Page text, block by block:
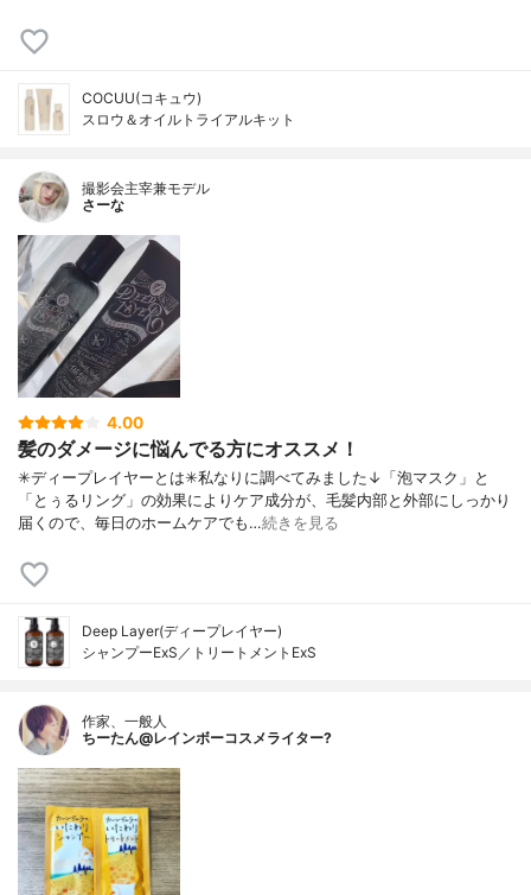
COCUU(コキュウ)
スロウ＆オイルトライアルキット
撮影会主宰兼モデル
さーな
4.00
髪のダメージに悩んでる方にオススメ！
✳︎ディープレイヤーとは✳︎私なりに調べてみました↓「泡マスク」と
「とぅるリング」の効果によりケア成分が、毛髪内部と外部にしっかり
届くので、毎日のホームケアでも…続きを見る
Deep Layer(ディープレイヤー)
シャンプーExS／トリートメントExS
作家、一般人
ちーたん@レインボーコスメライター?